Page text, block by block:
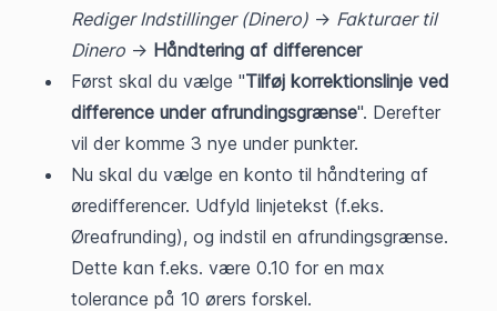
Rediger Indstillinger (Dinero) -> Fakturaer til
Dinero -> Håndtering af differencer
Først skal du vælge "Tilføj korrektionslinje ved
difference under afrundingsgrænse". Derefter
vil der komme 3 nye under punkter.
Nu skal du vælge en konto til håndtering af
øredifferencer. Udfyld linjetekst (f.eks.
Øreafrunding), og indstil en afrundingsgrænse.
Dette kan f.eks. være 0.10 for en max
tolerance på 10 ørers forskel.